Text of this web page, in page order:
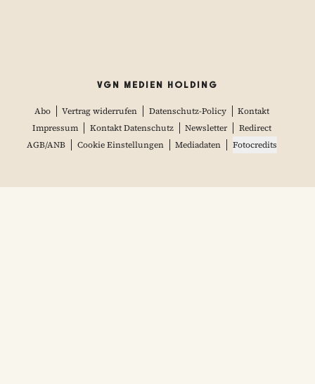
VGN MEDIEN HOLDING
Abo Vertrag widerrufen Datenschutz-Policy
Kontakt
Impressum
Kontakt Datenschutz Newsletter
Redirect
AGB/ANB
Cookie Einstellungen Mediadaten Fotocredits